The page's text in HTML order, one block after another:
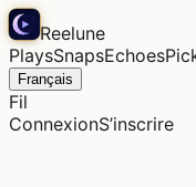
Reelune
PlaysSnapsEchoes
Français
Fil
ConnexionS’inscrire